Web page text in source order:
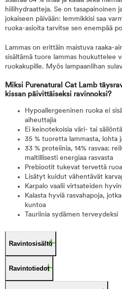
hiilihydraatteja. Se on tasapainoinen
jokaiseen päivään: lemmikkisi saa
ruoka-asioita tarvitse sen enempää
Lammas on erittäin maistuva raaka-
sisältämä tuore lammas houkuttelee
ruokakupille. Myös lampaanlihan
Miksi Purenatural Cat Lamb
kissan päivittäiseksi ravinnoksi?
Hypoallergeeninen ruoka ei
aiheuttajia
Ei keinotekoisia väri- tai
35 % tuoretta lammasta, lohta
33 % proteiinia, 14% rasvaa:
maltillisesti energiaa rasvasta
Prebiootit tukevat tervettä
Lisätyt kuidut vähentävät
Karpalo vaalii virtsateiden
Kalasta hyviä rasvahapoja,
kuntoa
Tauriinia sydämen terveydeksi
Ravintosisältö
Ravintotiedot